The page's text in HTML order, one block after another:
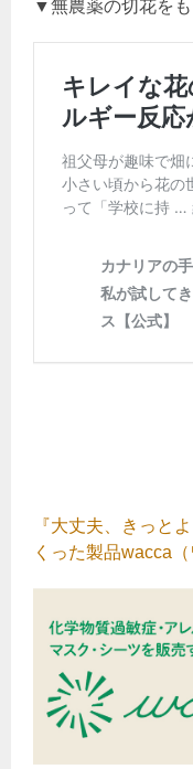
▼無農薬の切花を
『大丈夫、きっと
くった製品wacca（